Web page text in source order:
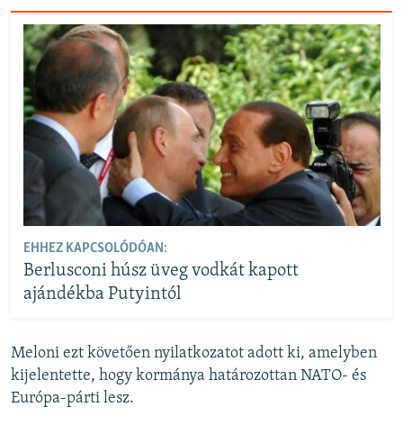
EHHEZ KAPCSOLÓDÓAN:
Berlusconi húsz üveg vodkát kapott
ajándékba Putyintól
Meloni ezt követően nyilatkozatot adott ki, amelyben
kijelentette, hogy kormánya határozottan NATO- és
Európa-párti lesz.